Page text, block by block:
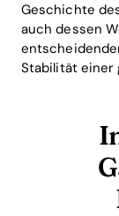
Geschichte
auch dessen
Stabilität einer